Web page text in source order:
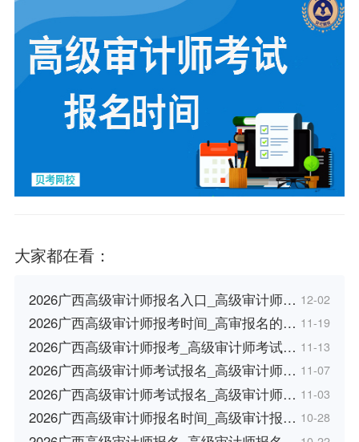
大家都在看：
2026广西高级审计师报名入口_高级审计师… 12-02
2026广西高级审计师报考时间_高审报名的… 11-19
2026广西高级审计师报考_高级审计师考试… 11-13
2026广西高级审计师考试报名_高级审计师… 11-07
2026广西高级审计师考试报名_高级审计师… 11-03
2026广西高级审计师报名时间_高级审计报… 10-28